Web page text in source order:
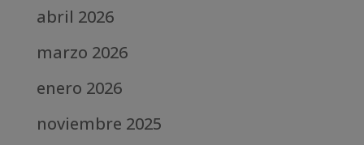
abril 2026
marzo 2026
enero 2026
noviembre 2025